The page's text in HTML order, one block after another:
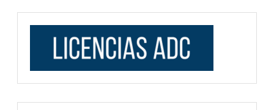
o
o
n
k